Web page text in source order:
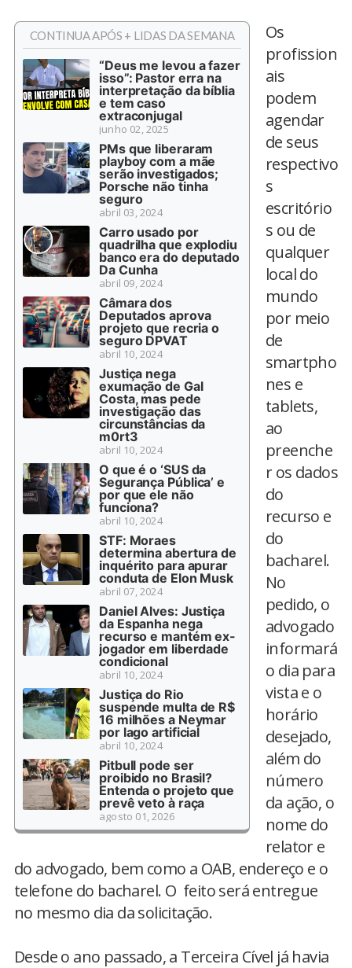
CONTINUA APÓS + LIDAS DA SEMANA
“Deus me levou a fazer
isso”: Pastor erra na
interpretação da bíblia
e tem caso
extraconjugal
junho 02, 2025
PMs que liberaram
playboy com a mãe
serão investigados;
Porsche não tinha
seguro
abril 03, 2024
Carro usado por
quadrilha que explodiu
banco era do deputado
Da Cunha
abril 09, 2024
Câmara dos
Deputados aprova
projeto que recria o
seguro DPVAT
abril 10, 2024
Justiça nega
exumação de Gal
Costa, mas pede
investigação das
circunstâncias da
m0rt3
abril 10, 2024
O que é o ‘SUS da
Segurança Pública’ e
por que ele não
funciona?
abril 10, 2024
STF: Moraes
determina abertura de
inquérito para apurar
conduta de Elon Musk
abril 07, 2024
Daniel Alves: Justiça
da Espanha nega
recurso e mantém ex-
jogador em liberdade
condicional
abril 10, 2024
Justiça do Rio
suspende multa de R$
16 milhões a Neymar
por lago artificial
abril 10, 2024
Pitbull pode ser
proibido no Brasil?
Entenda o projeto que
prevê veto à raça
agosto 01, 2026
Os
profission
ais
podem
agendar
de seus
respectivo
s
escritório
s ou de
qualquer
local do
mundo
por meio
de
smartpho
nes e
tablets,
ao
preenche
r os dados
do
recurso e
do
bacharel.
No
pedido, o
advogado
informará
o dia para
vista e o
horário
desejado,
além do
número
da ação, o
nome do
relator e
do advogado, bem como a OAB, endereço e o
telefone do bacharel. O feito será entregue
no mesmo dia da solicitação.
Desde o ano passado, a Terceira Cível já havia